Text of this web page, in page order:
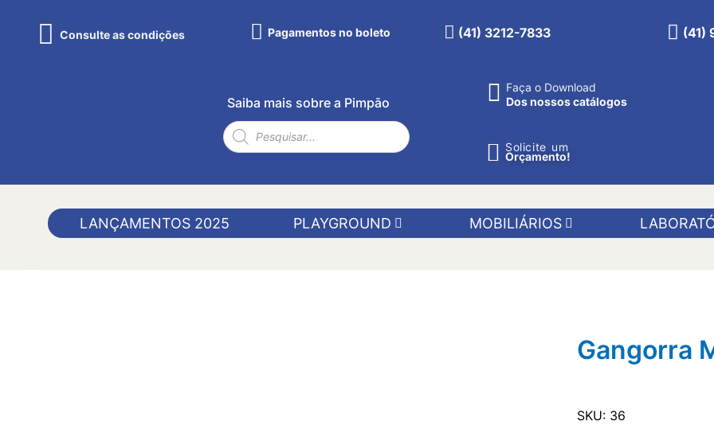
Consulte as condições Pagamentos no boleto (41) 3212-7833 (41)
Saiba mais sobre a Pimpão
Faça o Download
Dos nossos catálogos
Solicite um
Orçamento!
LANÇAMENTOS 2025 PLAYGROUND MOBILIÁRIOS
Gangorra
SKU: 36